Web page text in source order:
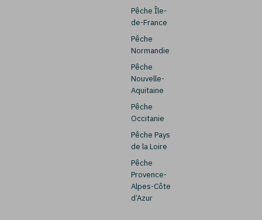
Pêche Île-
de-France
Pêche
Normandie
Pêche
Nouvelle-
Aquitaine
Pêche
Occitanie
Pêche Pays
de la Loire
Pêche
Provence-
Alpes-Côte
d’Azur